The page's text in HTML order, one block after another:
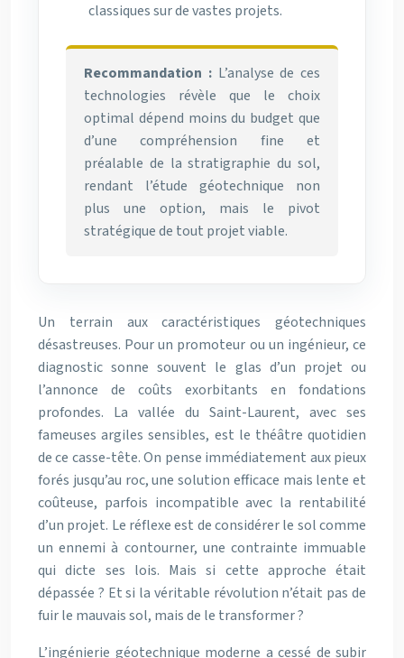
classiques sur de vastes projets.
Recommandation :L’analyse de ces
technologies révèle que le choix
optimal dépend moins du budget que
d’une compréhension fine et
préalable de la stratigraphie du sol,
rendant l’étude géotechnique non
plus une option, mais le pivot
stratégique de tout projet viable.
Un terrain aux caractéristiques géotechniques
désastreuses. Pour un promoteur ou un ingénieur, ce
diagnostic sonne souvent le glas d’un projet ou
l’annonce de coûts exorbitants en fondations
profondes. La vallée du Saint-Laurent, avec ses
fameuses argiles sensibles, est le théâtre quotidien
de ce casse-tête. On pense immédiatement aux pieux
forés jusqu’au roc, une solution efficace mais lente et
coûteuse, parfois incompatible avec la rentabilité
d’un projet. Le réflexe est de considérer le sol comme
un ennemi à contourner, une contrainte immuable
qui dicte ses lois. Mais si cette approche était
dépassée ? Et si la véritable révolution n’était pas de
fuir le mauvais sol, mais de le transformer ?
L’ingénierie géotechnique moderne a cessé de subir